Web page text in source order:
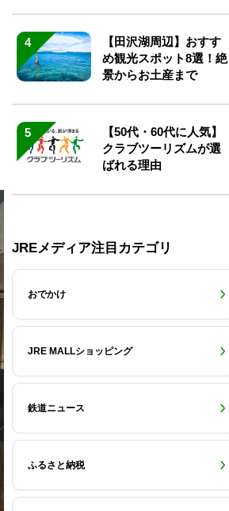
4
【田沢湖周辺】おすす
め観光スポット8選！絶
景からお土産まで
5
【50代・60代に人気】
クラブツーリズムが選
ばれる理由
JREメディア注目カテゴリ
おでかけ
JRE MALLショッピング
鉄道ニュース
ふるさと納税